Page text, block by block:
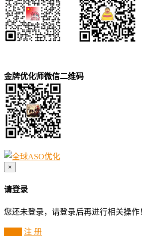
金牌优化师微信二维码
×
请登录
您还未登录，请登录后再进行相关操作！
注 册